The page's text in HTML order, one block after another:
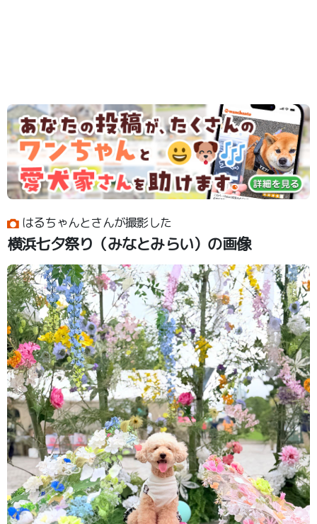
はるちゃんとさんが撮影した
横浜七夕祭り（みなとみらい）の画像